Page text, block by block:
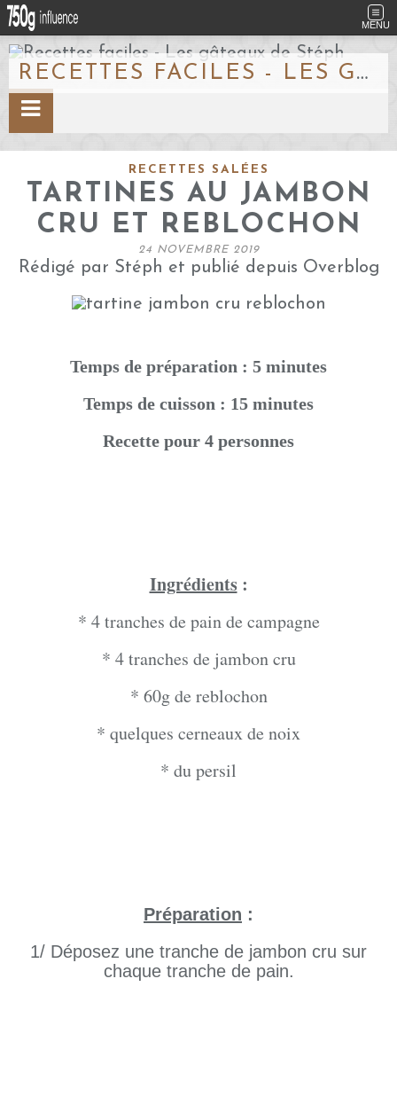
MENU
RECETTES FACILES - LES GÂTEAUX DE STÉPH
RECETTES SALÉES
TARTINES AU JAMBON
CRU ET REBLOCHON
24 NOVEMBRE 2019
Rédigé par Stéph et publié depuis Overblog
Temps de préparation : 5 minutes
Temps de cuisson : 15 minutes
Recette pour 4 personnes
Ingrédients:
* 4 tranches de pain de campagne
* 4 tranches de jambon cru
* 60g de reblochon
* quelques cerneaux de noix
* du persil
Préparation :
1/ Déposez une tranche de jambon cru sur
chaque tranche de pain.